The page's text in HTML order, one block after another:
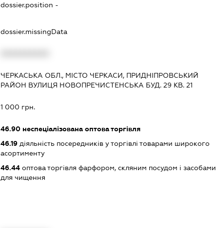
dossier.position -
dossier.missingData
ЧЕРКАСЬКА ОБЛ., МІСТО ЧЕРКАСИ, ПРИДНІПРОВСЬКИЙ
РАЙОН ВУЛИЦЯ НОВОПРЕЧИСТЕНСЬКА БУД. 29 КВ. 21
1 000 грн.
46.90неспеціалізована оптова торгівля
46.19діяльність посередників у торгівлі товарами широкого
асортименту
46.44оптова торгівля фарфором, скляним посудом і засобами
для чищення